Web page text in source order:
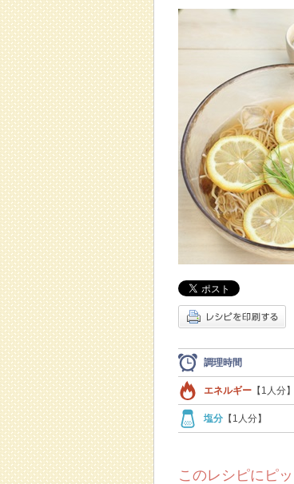
調理時間
エネルギー 【1人分】
塩分 【1人分】
このレシピにピ